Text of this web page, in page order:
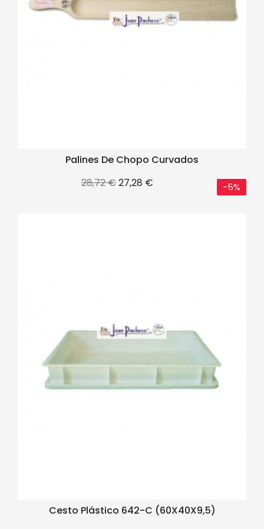
Palines De Chopo Curvados
Precio
28,72 €Precio
27,28 € -5%
Cesto Plástico 642-C (60X40X9,5)